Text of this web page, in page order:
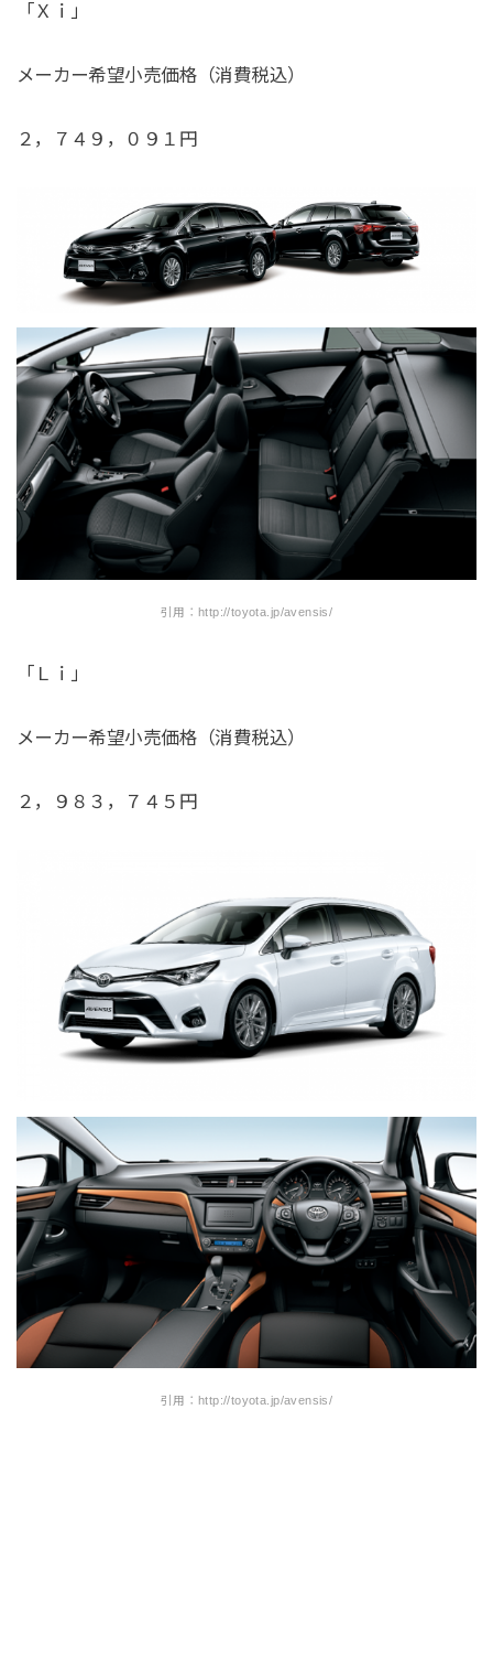
「Ｘｉ」
メーカー希望小売価格（消費税込）
２，７４９，０９１円
引用：http://toyota.jp/avensis/
「Ｌｉ」
メーカー希望小売価格（消費税込）
２，９８３，７４５円
引用：http://toyota.jp/avensis/